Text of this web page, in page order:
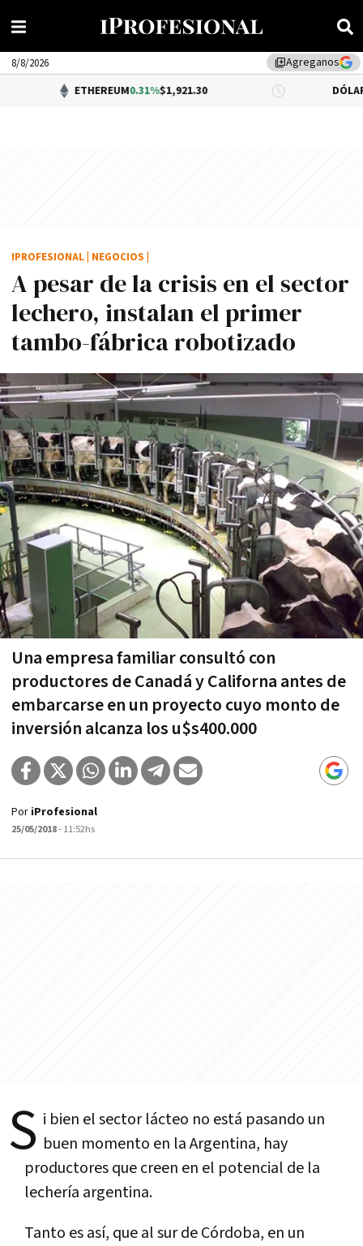
library_addAgreganos
8/8/2026
ETHEREUM0.31%$1,921.30 DÓLAR BNA
A pesar de la crisis en el sector
lechero, instalan el primer
tambo-fábrica robotizado
Una empresa familiar consultó con
productores de Canadá y Californa antes de
embarcarse en un proyecto cuyo monto de
inversión alcanza los u$s400.000
IPROFESIONAL NEGOCIOS
Por iProfesional
25/05/2018- 11:52hs
S i bien el sector lácteo no está pasando un
buen momento en la Argentina, hay
productores que creen en el potencial de la
lecherí­a argentina.
Tanto es así­, que al sur de Córdoba, en un